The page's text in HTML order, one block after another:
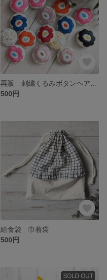
500円
給食袋 巾着袋
500円
SOLD OUT